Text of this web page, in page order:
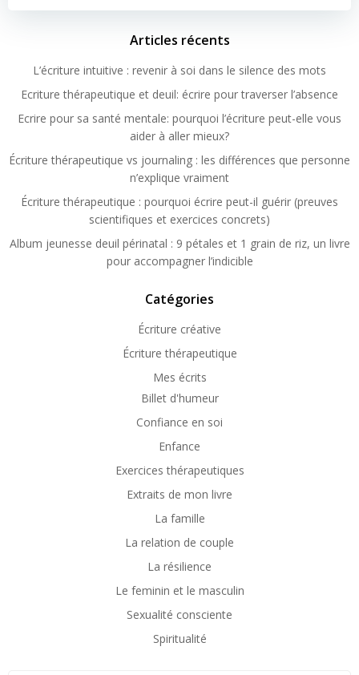
Articles récents
L’écriture intuitive : revenir à soi dans le silence des mots
Ecriture thérapeutique et deuil: écrire pour traverser l’absence
Ecrire pour sa santé mentale: pourquoi l’écriture peut-elle vous
aider à aller mieux?
Écriture thérapeutique vs journaling : les différences que personne
n’explique vraiment
Écriture thérapeutique : pourquoi écrire peut-il guérir (preuves
scientifiques et exercices concrets)
Album jeunesse deuil périnatal : 9 pétales et 1 grain de riz, un livre
pour accompagner l’indicible
Catégories
Écriture créative
Écriture thérapeutique
Mes écrits
Billet d'humeur
Confiance en soi
Enfance
Exercices thérapeutiques
Extraits de mon livre
La famille
La relation de couple
La résilience
Le feminin et le masculin
Sexualité consciente
Spiritualité